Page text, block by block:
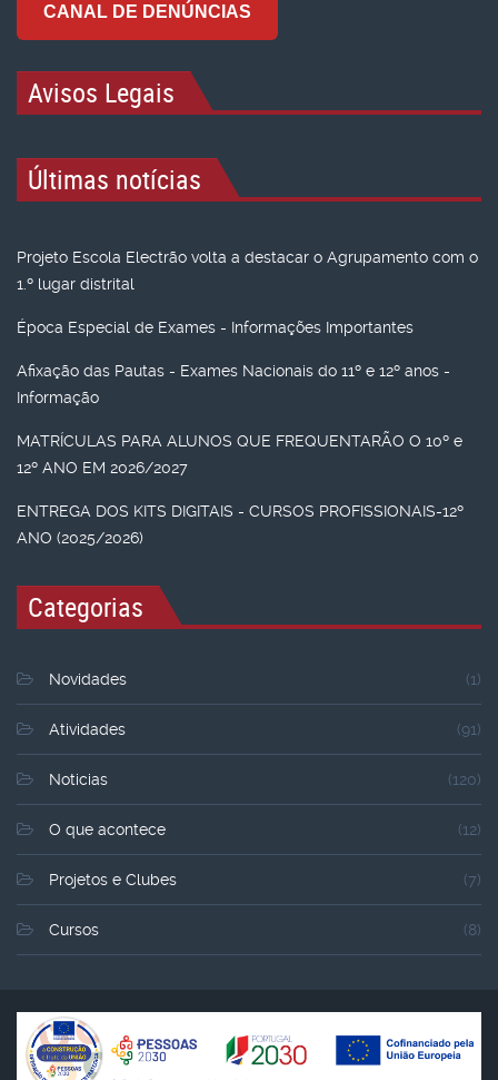
CANAL DE DENÚNCIAS
Avisos Legais
Últimas notícias
Projeto Escola Electrão volta a destacar o Agrupamento com o
1.º lugar distrital
Época Especial de Exames - Informações Importantes
Afixação das Pautas - Exames Nacionais do 11º e 12º anos -
Informação
MATRÍCULAS PARA ALUNOS QUE FREQUENTARÃO O 10º e
12º ANO EM 2026/2027
ENTREGA DOS KITS DIGITAIS - CURSOS PROFISSIONAIS-12º
ANO (2025/2026)
Categorias
Novidades (1)
Atividades (91)
Noticias (120)
O que acontece (12)
Projetos e Clubes (7)
Cursos (8)